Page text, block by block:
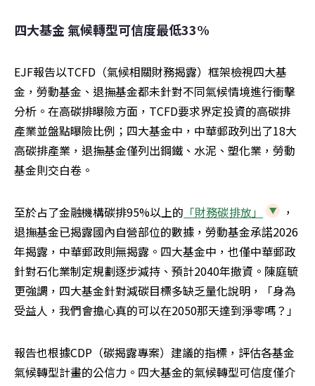
四大基金 氣候轉型可信度最低33%
EJF報告以TCFD（氣候相關財務揭露）框架檢視四大基
金，勞動基金、退撫基金都未針對不同氣候情境進行衝擊
分析。在高碳排曝險方面，TCFD要求界定投資的高碳排
產業並盤點曝險比例；四大基金中，中華郵政列出了18大
高碳排產業，退撫基金僅列出鋼鐵、水泥、塑化業，勞動
基金則交白卷。
至於占了金融機構碳排95%以上的 「財務碳排放」
，
退撫基金已揭露國內自營部位的數據，勞動基金承諾2026
年揭露，中華郵政則無揭露。四大基金中，也僅中華郵政
針對石化業制定規劃逐步減持、預計2040年撤資。陳庭毓
更強調，四大基金針對減碳目標多缺乏量化說明，「身為
受益人，我們會擔心真的可以在2050那天達到淨零嗎？」
報告也根據CDP（碳揭露專案）建議的指標，評估各基金
氣候轉型計畫的公信力。四大基金的氣候轉型可信度僅介